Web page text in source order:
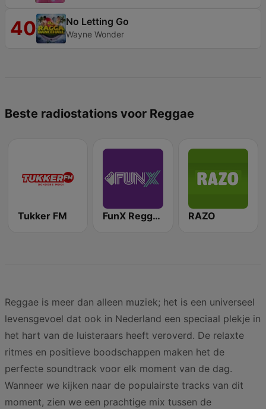
40 No Letting Go
Wayne Wonder
Beste radiostations voor Reggae
Tukker FM FunX Reggae RAZO
Reggae is meer dan alleen muziek; het is een universeel
levensgevoel dat ook in Nederland een speciaal plekje in
het hart van de luisteraars heeft veroverd. De relaxte
ritmes en positieve boodschappen maken het de
perfecte soundtrack voor elk moment van de dag.
Wanneer we kijken naar de populairste tracks van dit
moment, zien we een prachtige mix tussen de